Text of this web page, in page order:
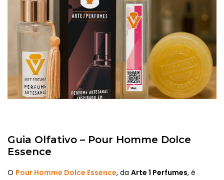
Guia Olfativo – Pour Homme Dolce
Essence
O Pour Homme Dolce Essence, da Arte 1 Perfumes, é